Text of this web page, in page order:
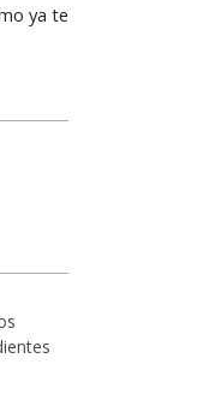
ya te